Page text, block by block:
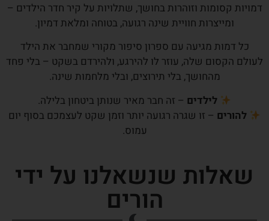
דמויות קסומות וזוהרות בחושך, שתלויות על קיר חדר הילדים –
ומייצרות חוויית שינה רגועה, בטוחה ומלאת דמיון.
כל דמות מגיעה עם ספרון סיפור מקורי שמחבר את הילד
לעולם הקסום שלה, עוזר לו להירגע, ולהירדם בשקט – בלי פחד
מהחושך, בלי תירוצים, ובלי מלחמות שינה.
לילדים – זה חבר מאיר שנותן ביטחון בלילה.
להורים – זו שגרה רגועה יותר וזמן שקט לעצמכם בסוף יום
עמוס.
שאלות שנשאלנו על ידי
הורים